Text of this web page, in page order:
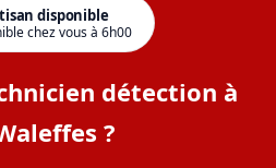
disponible
chez vous à 6h00
détection à
?